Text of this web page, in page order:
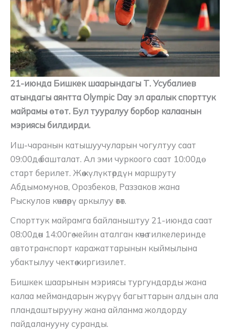
21-июнда Бишкек шаарындагы Т. Усубалиев
атындагы аянтта Olympic Day эл аралык спорттук
майрамы өтөт. Бул тууралуу борбор калаанын
мэриясы билдирди.
Иш-чаранын катышуучуларын чогултуу саат
09:00дө башталат. Ал эми чуркоого саат 10:00дө
старт берилет. Жөө күлүктөрдүн маршруту
Абдымомунов, Орозбеков, Раззаков жана
Рыскулов көчөлөрү аркылуу өтөт.
Спорттук майрамга байланыштуу 21-июнда саат
08:00дөн 14:00гө чейин аталган көчө тилкелеринде
автотранспорт каражаттарынын кыймылына
убактылуу чектөө киргизилет.
Бишкек шаарынын мэриясы тургундарды жана
калаа меймандарын жүрүү багыттарын алдын ала
пландаштырууну жана айланма жолдорду
пайдаланууну суранды.